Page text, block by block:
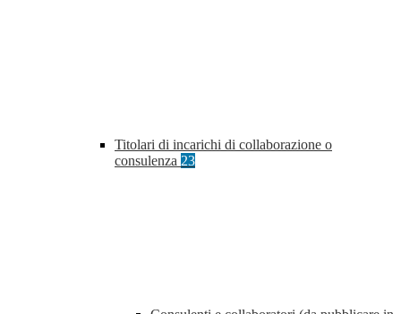
Titolari di incarichi di collaborazione o
consulenza 23